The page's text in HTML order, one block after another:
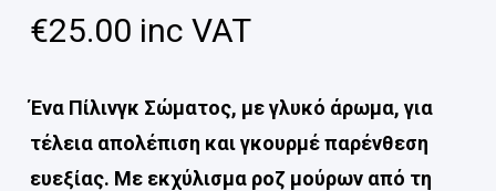
€25.00 inc VAT
Ένα Πίλινγκ Σώματος, με γλυκό άρωμα, για
τέλεια απολέπιση και γκουρμέ παρένθεση
ευεξίας. Με εκχύλισμα ροζ μούρων από τη